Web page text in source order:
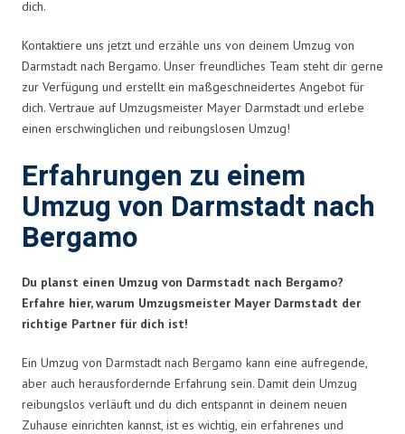
dich.
Kontaktiere uns jetzt und erzähle uns von deinem Umzug von
Darmstadt nach Bergamo. Unser freundliches Team steht dir gerne
zur Verfügung und erstellt ein maßgeschneidertes Angebot für
dich. Vertraue auf Umzugsmeister Mayer Darmstadt und erlebe
einen erschwinglichen und reibungslosen Umzug!
Erfahrungen zu einem
Umzug von Darmstadt nach
Bergamo
Du planst einen Umzug von Darmstadt nach Bergamo?
Erfahre hier, warum Umzugsmeister Mayer Darmstadt der
richtige Partner für dich ist!
Ein Umzug von Darmstadt nach Bergamo kann eine aufregende,
aber auch herausfordernde Erfahrung sein. Damit dein Umzug
reibungslos verläuft und du dich entspannt in deinem neuen
Zuhause einrichten kannst, ist es wichtig, ein erfahrenes und